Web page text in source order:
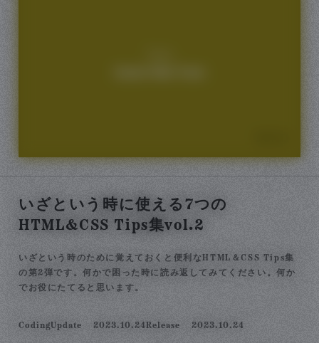
いざという時に使える7つの
HTML&CSS Tips集vol.2
いざという時のために覚えておくと便利なHTML＆CSS Tips集
の第2弾です。何かで困った時に読み返してみてください。何か
でお役にたてると思います。
CodingUpdate 2023.10.24Release 2023.10.24